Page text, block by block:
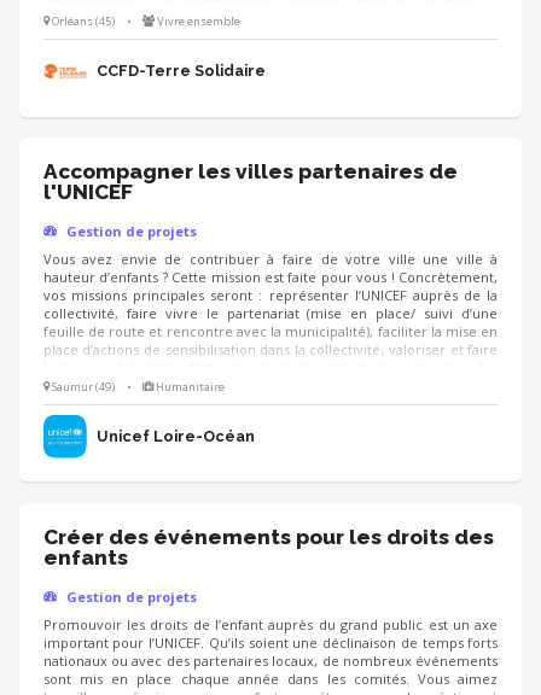
communication, logistique, recherche de partenaires/mécènes, etc.
NB : l’édition 2027 aura lieu le dimanche 21 mars.
Orléans (45) • Vivre ensemble
CCFD-Terre Solidaire
Accompagner les villes partenaires de
l'UNICEF
Gestion de projets
Vous avez envie de contribuer à faire de votre ville une ville à
hauteur d’enfants ? Cette mission est faite pour vous ! Concrètement,
vos missions principales seront : représenter l’UNICEF auprès de la
collectivité, faire vivre le partenariat (mise en place/ suivi d’une
feuille de route et rencontre avec la municipalité), faciliter la mise en
place d’actions de sensibilisation dans la collectivité, valoriser et faire
droits de l’enfant sur le territoire. Vous aurez la possibilité d’animer
des formations à destination des élus et agents des collectivités
locales sur la prise en main des projets UNICEF.
Saumur (49) • Humanitaire
Unicef Loire-Océan
Créer des événements pour les droits des
enfants
Gestion de projets
Promouvoir les droits de l’enfant auprès du grand public est un axe
important pour l’UNICEF. Qu’ils soient une déclinaison de temps forts
nationaux ou avec des partenaires locaux, de nombreux événements
sont mis en place chaque année dans les comités. Vous aimez